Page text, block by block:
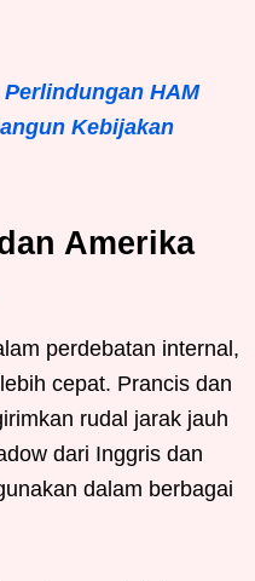
HAM
Kebijakan
Amerika
perdebatan internal,
cepat. Prancis dan
rudal jarak jauh
dari Inggris dan
dalam berbagai